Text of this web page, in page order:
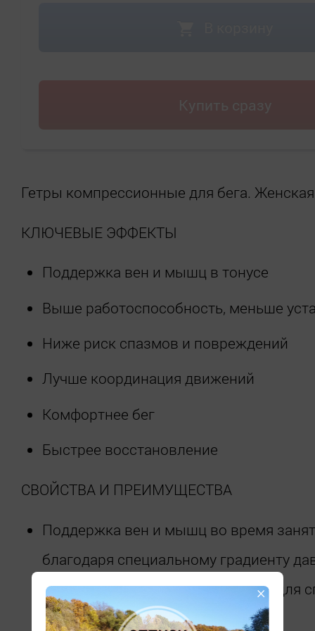
Купить сразу
Гетры компрессионные для бега.
КЛЮЧЕВЫЕ ЭФФЕКТЫ
Поддержка вен и мышц в тонусе
Выше работоспособность, меньше
Ниже риск спазмов и повреждений
Лучше координация движений
Комфортнее бег
Быстрее восстановление
СВОЙСТВА И ПРЕИМУЩЕСТВА
Поддержка вен и мышц во время
благодаря специальному градиенту
разработанному компанией medi для
нагрузок
×